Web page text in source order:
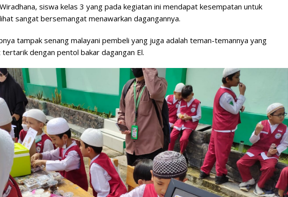
siswa kelas 3 yang pada kegiatan ini mendapat kesempatan untuk
sangat bersemangat menawarkan dagangannya.
tampak senang malayani pembeli yang juga adalah teman-temannya yang
dengan pentol bakar dagangan El.